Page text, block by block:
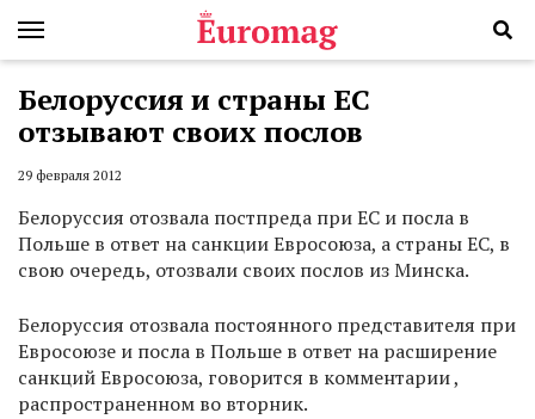
Белоруссия и страны ЕС
отзывают своих послов
29 февраля 2012
Белоруссия отозвала постпреда при ЕС и посла в
Польше в ответ на санкции Евросоюза, а страны ЕС, в
свою очередь, отозвали своих послов из Минска.
Белоруссия отозвала постоянного представителя при
Евросоюзе и посла в Польше в ответ на расширение
санкций Евросоюза, говорится в комментарии ,
распространенном во вторник.